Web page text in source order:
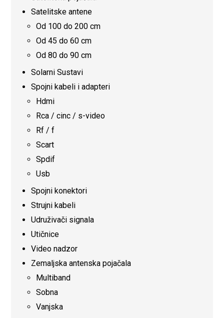
Satelitske antene
Od 100 do 200 cm
Od 45 do 60 cm
Od 80 do 90 cm
Solarni Sustavi
Spojni kabeli i adapteri
Hdmi
Rca / cinc / s-video
Rf / f
Scart
Spdif
Usb
Spojni konektori
Strujni kabeli
Udruživači signala
Utičnice
Video nadzor
Zemaljska antenska pojačala
Multiband
Sobna
Vanjska